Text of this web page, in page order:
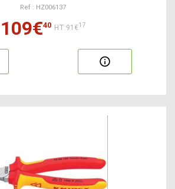
Ref : HZ006137
109€40 HT:91€17